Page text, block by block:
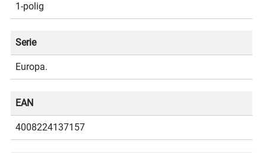
1-polig
Serie
Europa.
EAN
4008224137157